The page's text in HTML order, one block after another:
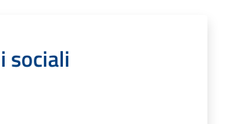
sociali